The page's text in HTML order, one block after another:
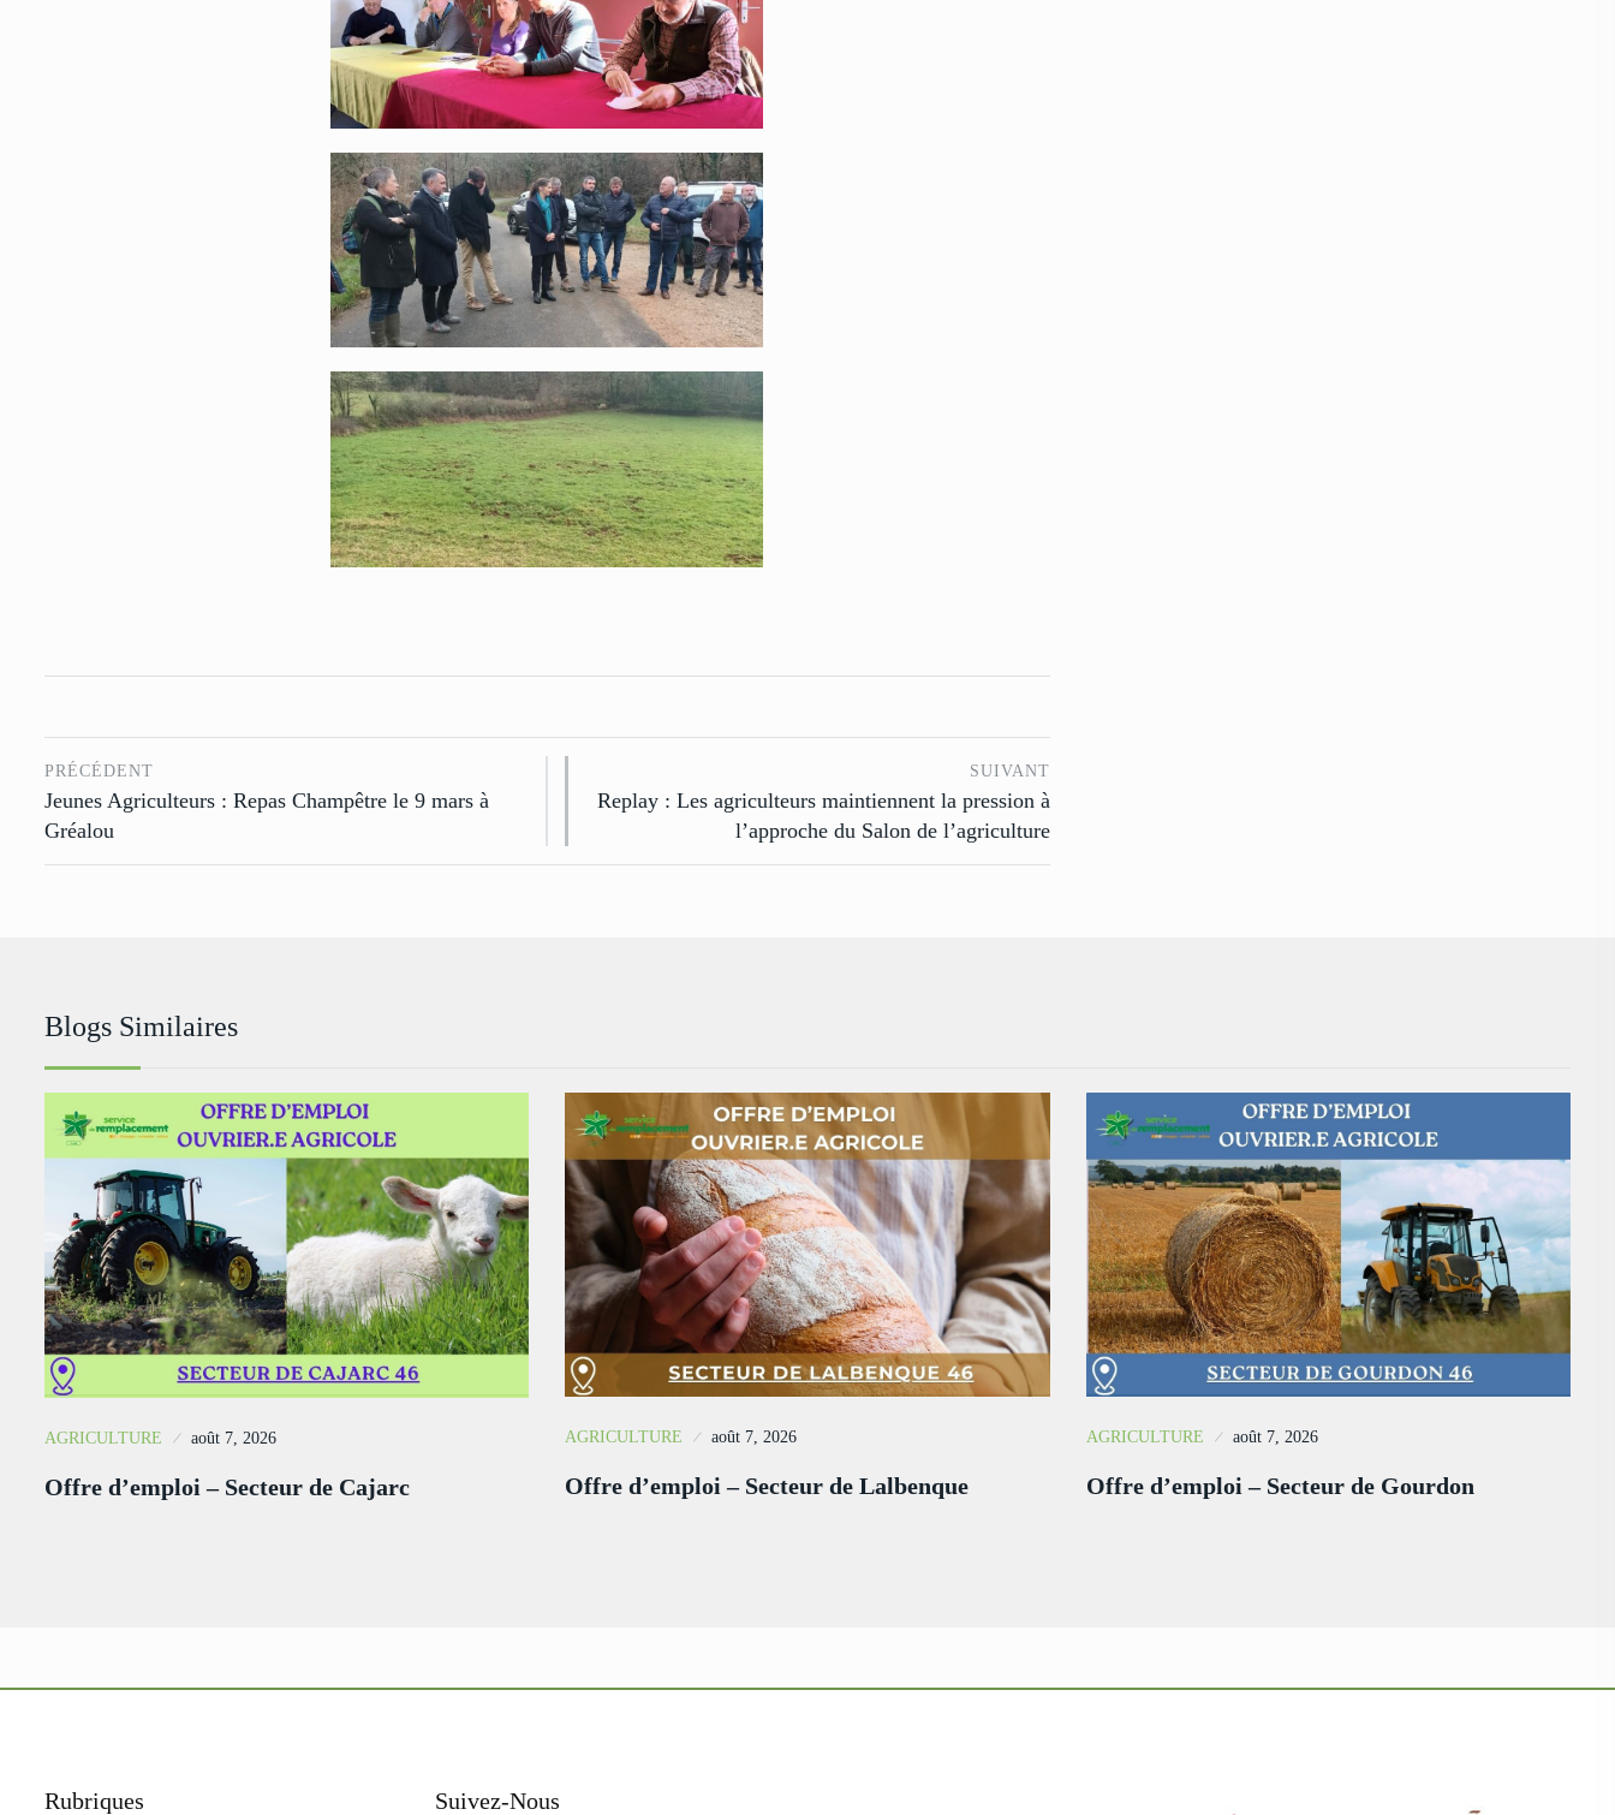
PRÉCÉDENT
Jeunes Agriculteurs : Repas Champêtre le 9 mars à
Gréalou
SUIVANT
Replay : Les agriculteurs maintiennent la pression à
l’approche du Salon de l’agriculture
Blogs Similaires
AGRICULTURE août 7, 2026
Offre d’emploi – Secteur de Cajarc
AGRICULTURE août 7, 2026
Offre d’emploi – Secteur de Lalbenque
AGRICULTURE août 7, 2026
Offre d’emploi – Secteur de Gourdon
Rubriques Suivez-Nous